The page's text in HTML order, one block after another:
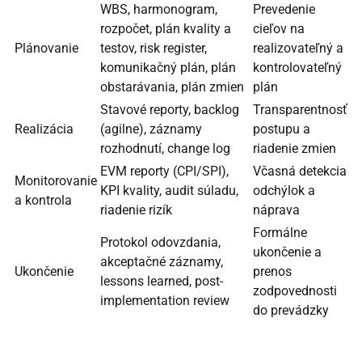
Plánovanie
WBS, harmonogram,
rozpočet, plán kvality a
testov, risk register,
komunikačný plán, plán
obstarávania, plán zmien
Prevedenie
cieľov na
realizovateľný a
kontrolovateľný
plán
Realizácia
Stavové reporty, backlog
(agilne), záznamy
rozhodnutí, change log
Transparentnosť
postupu a
riadenie zmien
Monitorovanie
a kontrola
EVM reporty (CPI/SPI),
KPI kvality, audit súladu,
riadenie rizík
Včasná detekcia
odchýlok a
náprava
Ukončenie
Protokol odovzdania,
akceptačné záznamy,
lessons learned, post-
implementation review
Formálne
ukončenie a
prenos
zodpovednosti
do prevádzky